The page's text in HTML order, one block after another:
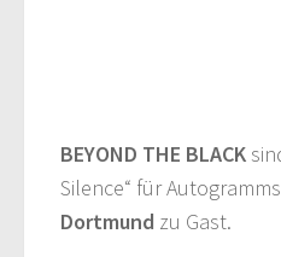
BEYOND THE BLACK
Silence“ für
Dortmund zu Gast.